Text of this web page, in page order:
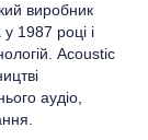
виробник
1987 році і
Acoustic
аудіо,